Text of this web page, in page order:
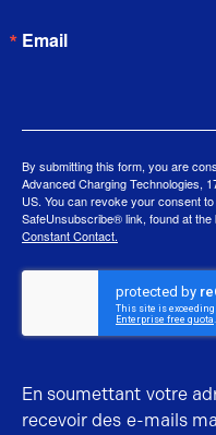
Email
By submitting this form, you are
Advanced Charging Technologies,
US. You can revoke your consent
SafeUnsubscribe® link, found at the
Constant Contact.
En soumettant votre
recevoir des e-mails